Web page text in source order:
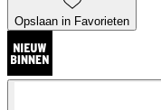
Opslaan in Favorieten